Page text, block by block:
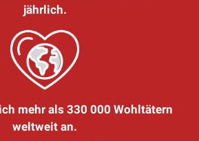
jährlich.
mehr als 330 000 Wohltätern
weltweit an.